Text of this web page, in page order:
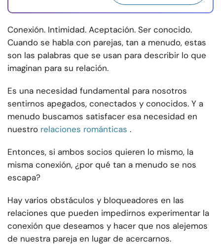
Conexión. Intimidad. Aceptación. Ser conocido.
Cuando se habla con parejas, tan a menudo, estas
son las palabras que se usan para describir lo que
imaginan para su relación.
Es una necesidad fundamental para nosotros
sentirnos apegados, conectados y conocidos. Y a
menudo buscamos satisfacer esa necesidad en
nuestro relaciones románticas .
Entonces, si ambos socios quieren lo mismo, la
misma conexión, ¿por qué tan a menudo se nos
escapa?
Hay varios obstáculos y bloqueadores en las
relaciones que pueden impedirnos experimentar la
conexión que deseamos y hacer que nos alejemos
de nuestra pareja en lugar de acercarnos.